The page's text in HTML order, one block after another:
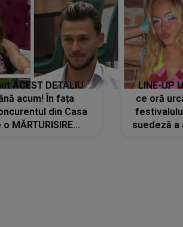
ACEST DETALIU
acum! În fața
din Casa
MĂRTURISIRE
LINE-UP
ce oră
suedeză a